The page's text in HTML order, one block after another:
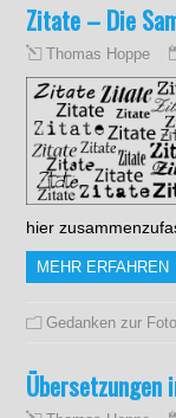
Zitate – Die
Thomas Hoppe
hier
MEHR ERFAHREN
Gedanken zur
Übersetzungen